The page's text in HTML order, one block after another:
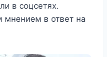
в соцсетях.
мнением в ответ на